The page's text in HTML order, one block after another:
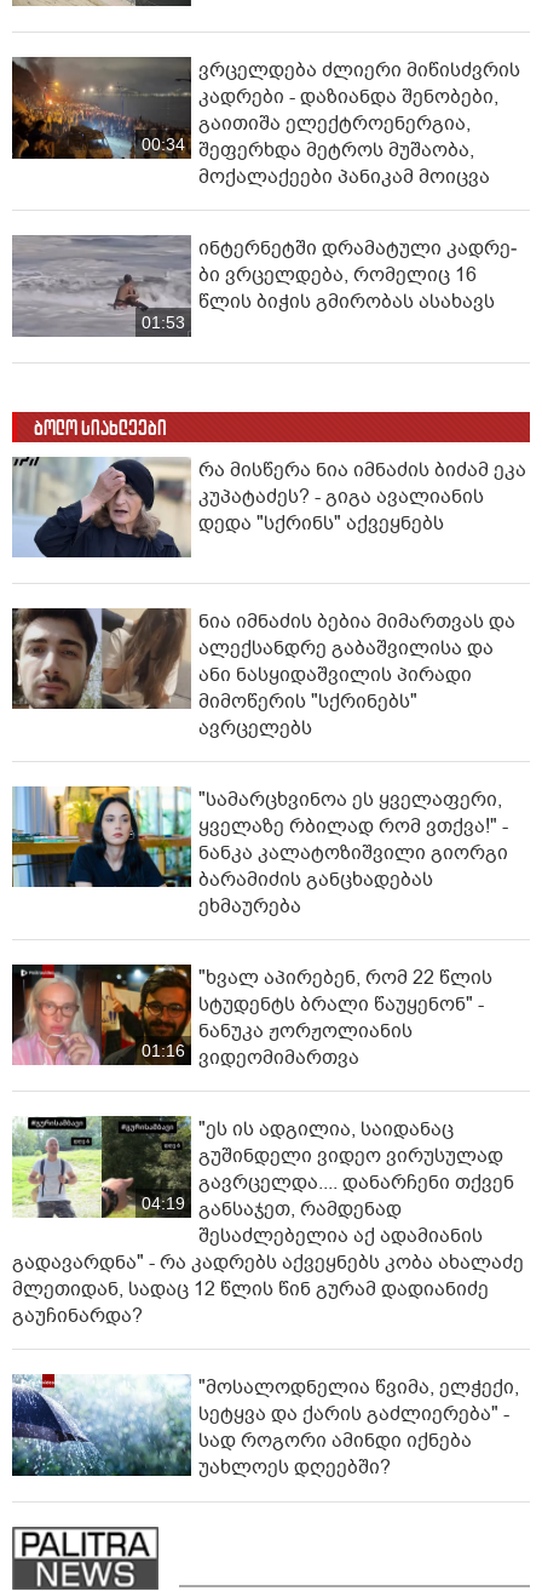
00:34
ვრცელდება ძლიერი მიწისძვრის
კადრები - დაზიანდა შენობები,
გაითიშა ელექტროენერგია,
შეფერხდა მეტროს მუშაობა,
მოქალაქეები პანიკამ მოიცვა
01:53
ინ­ტერ­ნეტ­ში დრა­მა­ტუ­ლი კად­რე­
ბი ვრცელდება, რომელიც 16
წლის ბიჭის გმირობას ასახავს
ბოლო სიახლეები
რა მისწერა ნია იმნაძის ბიძამ ეკა
კუპატაძეს? - გიგა ავალიანის
დედა "სქრინს" აქვეყნებს
ნია იმნაძის ბებია მიმართვას და
ალექსანდრე გაბაშვილისა და
ანი ნასყიდაშვილის პირადი
მიმოწერის "სქრინებს"
ავრცელებს
"სა­მარ­ცხვი­ნოა ეს ყვე­ლა­ფე­რი,
ყვე­ლა­ზე რბი­ლად რომ ვთქვა!" -
ნანკა კალატოზიშვილი გიორგი
ბარამიძის განცხადებას
ეხმაურება
01:16
"ხვალ აპირებენ, რომ 22 წლის
სტუდენტს ბრალი წაუყენონ" -
ნანუკა ჟორჟოლიანის
ვიდეომიმართვა
04:19
"ეს ის ადგილია, საიდანაც
გუშინდელი ვიდეო ვირუსულად
გავრცელდა.... დანარჩენი თქვენ
განსაჯეთ, რამდენად
შესაძლებელია აქ ადამიანის
გადავარდნა" - რა კადრებს აქვეყნებს კობა ახალაძე
მლეთიდან, სადაც 12 წლის წინ გურამ დადიანიძე
გაუჩინარდა?
"მოსალოდნელია წვიმა, ელჭექი,
სეტყვა და ქარის გაძლიერება" -
სად როგორი ამინდი იქნება
უახლოეს დღეებში?